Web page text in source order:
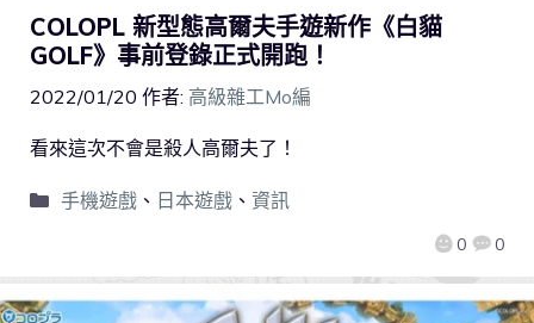
COLOPL 新型態高爾夫手遊新作《白貓
GOLF》事前登錄正式開跑！
2022/01/20 作者: 高級雜工Mo編
0 0
看來這次不會是殺人高爾夫了！
手機遊戲、 日本遊戲、 資訊